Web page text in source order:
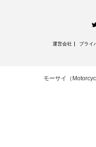
運営会社 プライ
モーサイ（